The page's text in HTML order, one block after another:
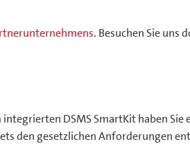
. Besuchen Sie uns
DSMS SmartKit haben Sie
den gesetzlichen Anforderungen